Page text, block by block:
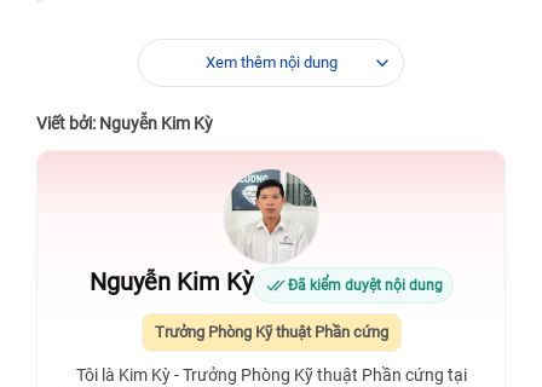
Xem thêm nội dung
Viết bởi: Nguyễn Kim Kỳ
Nguyễn Kim Kỳ Đã kiểm duyệt nội dung
Trưởng Phòng Kỹ thuật Phần cứng
Tôi là Kim Kỳ - Trưởng Phòng Kỹ thuật Phần cứng tại